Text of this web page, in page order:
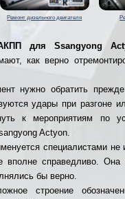
Ремонт дизельного двигателя
для Ssangyong
как верно
нужно обратить
удары при разгоне
к мероприятиям по
Actyon.
специалистами
вполне справедливо.
бы верно.
строение